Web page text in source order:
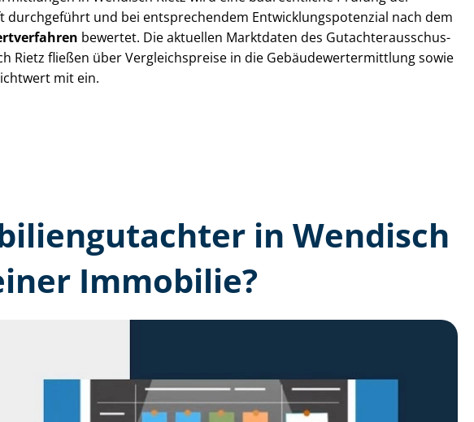
durchgeführt und bei entsprechendem Ent­wick­lungs­po­ten­zi­al nach dem
bewertet. Die aktuellen Marktdaten des Gut­ach­ter­aus­schus­
Rietz fließen über Ver­gleichs­prei­se in die Ge­bäu­de­wert­ermitt­lung sowie
mit ein.
in Wendisch
Immobilie?